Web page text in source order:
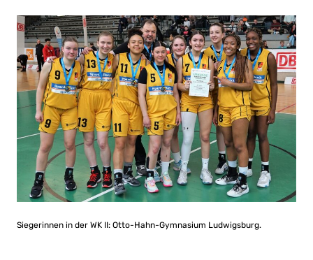
Siegerinnen in der WK II: Otto-Hahn-Gymnasium Ludwigsburg.